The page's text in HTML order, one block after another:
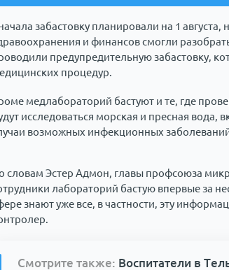
забастовку планировали на 1
и финансов смогли
предупредительную забастовку,
процедур.
медлабораторий бастуют и те, где
исследоваться морская и пресная вода,
возможных инфекционных
словам Эстер Адмон, главы профсоюза
лабораторий бастую впервые за
знают уже все, в частности, эту
Смотрите также: Воспитатели в